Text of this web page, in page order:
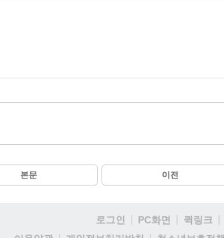
본문 이전
로그인 PC화면 퀵링크